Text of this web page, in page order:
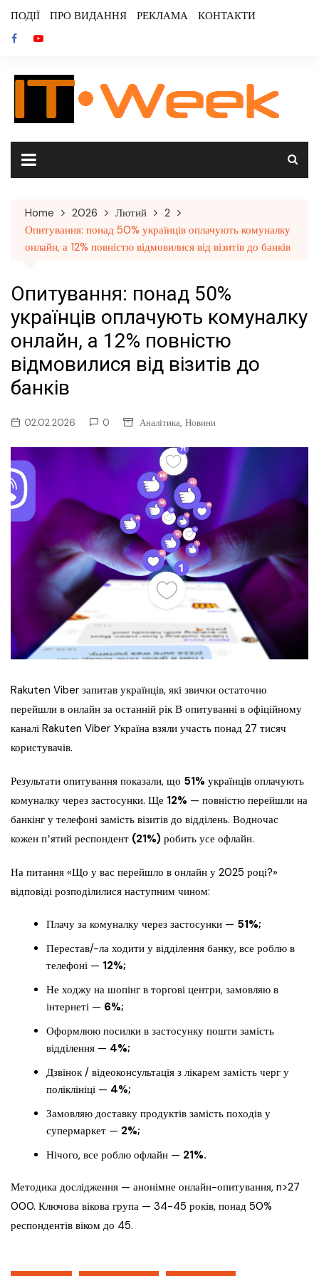
content
ПОДІЇ ПРО ВИДАННЯ РЕКЛАМА КОНТАКТИ
Home 2026 Лютий
2
Опитування: понад 50% українців оплачують комуналку
онлайн, а 12% повністю відмовилися від візитів до банків
Опитування: понад 50%
українців оплачують комуналку
онлайн, а 12% повністю
відмовилися від візитів до
банків
02.02.2026 0 Аналітика, Новини
Rakuten Viber запитав українців, які звички остаточно
перейшли в онлайн за останній рік В опитуванні в офіційному
каналі Rakuten Viber Україна взяли участь понад 27 тисяч
користувачів.
Результати опитування показали, що 51% українців оплачують
комуналку через застосунки. Ще 12% — повністю перейшли на
банкінг у телефоні замість візитів до відділень. Водночас
кожен пʼятий респондент (21%) робить усе офлайн.
На питання «Що у вас перейшло в онлайн у 2025 році?»
відповіді розподілилися наступним чином:
Плачу за комуналку через застосунки — 51%;
Перестав/-ла ходити у відділення банку, все роблю в
телефоні — 12%;
Не ходжу на шопінг в торгові центри, замовляю в
інтернеті — 6%;
Оформлюю посилки в застосунку пошти замість
відділення — 4%;
Дзвінок / відеоконсультація з лікарем замість черг у
поліклініці — 4%;
Замовляю доставку продуктів замість походів у
супермаркет — 2%;
Нічого, все роблю офлайн — 21%.
Методика дослідження — анонімне онлайн-опитування, n>27
000. Ключова вікова група — 34-45 років, понад 50%
респондентів віком до 45.